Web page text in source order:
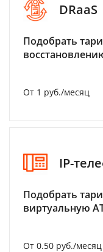
DRaaS
Подобрать
От 1 руб./месяц
IP-
Подобрать
виртуальную
От 0.50 руб./месяц